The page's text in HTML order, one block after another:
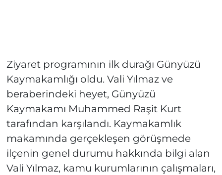
Ziyaret programının ilk durağı Günyüzü
Kaymakamlığı oldu. Vali Yılmaz ve
beraberindeki heyet, Günyüzü
Kaymakamı Muhammed Raşit Kurt
tarafından karşılandı. Kaymakamlık
makamında gerçekleşen görüşmede
ilçenin genel durumu hakkında bilgi alan
Vali Yılmaz, kamu kurumlarının çalışmaları,